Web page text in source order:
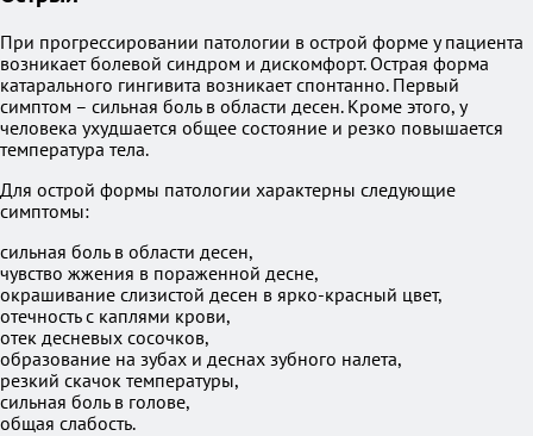
При прогрессировании патологии в острой форме у пациента
возникает болевой синдром и дискомфорт. Острая форма
катарального гингивита возникает спонтанно. Первый
симптом – сильная боль в области десен. Кроме этого, у
человека ухудшается общее состояние и резко повышается
температура тела.
Для острой формы патологии характерны следующие
симптомы:
сильная боль в области десен,
чувство жжения в пораженной десне,
окрашивание слизистой десен в ярко-красный цвет,
отечность с каплями крови,
отек десневых сосочков,
образование на зубах и деснах зубного налета,
резкий скачок температуры,
сильная боль в голове,
общая слабость.